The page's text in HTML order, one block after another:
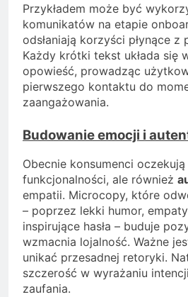
Przykładem może być
komunikatów na etapie
odsłaniają korzyści płynące z
Każdy krótki tekst układa się
opowieść, prowadząc
pierwszego kontaktu do
zaangażowania.
Budowanie emocji i
Obecnie konsumenci
funkcjonalności, ale również
empatii. Microcopy, które
– poprzez lekki humor,
inspirujące hasła – buduje
wzmacnia lojalność. Ważne
unikać przesadnej retoryki.
szczerość w wyrażaniu
zaufania.